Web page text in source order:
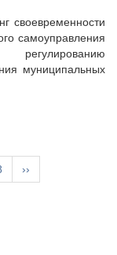
своевременности
самоуправления
муниципальных
››